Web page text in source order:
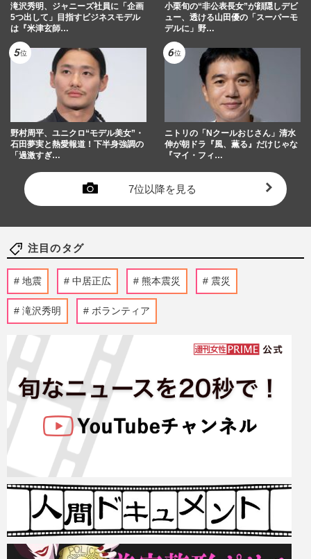
滝沢秀明、ジャニーズ社員に「企画
5つ出して」目指すビジネスモデル
は『米津玄師…
小栗旬の“非公表長女”が顔隠しデビ
ュー、透ける山田優の「スーパーモ
デルに」野…
野村周平、ユニクロ“モデル美女”・
石田夢実と熱愛報道！下半身強調の
「過激すぎ…
ニトリの「Nクールおじさん」清水
伸が朝ドラ『風、薫る』だけじゃな
『マイ・フィ…
7位以降を見る
注目のタグ
地震 中居正広 熊本震災 震災
滝沢秀明 ボランティア